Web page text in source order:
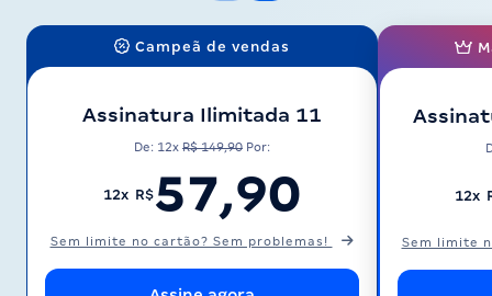
Campeã de vendas
Assinatura Ilimitada 11
De: 12x R$ 149,90 Por:
12x R$57,90
Sem limite no cartão? Sem problemas!
12x
Sem limite